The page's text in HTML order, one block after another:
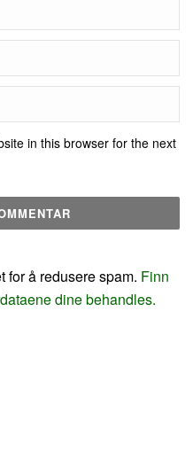
in this browser for the next
for å redusere spam. Finn
dine behandles.